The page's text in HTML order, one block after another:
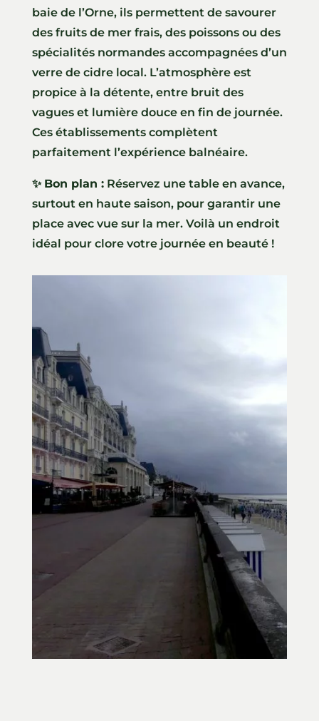
baie de l’Orne, ils permettent de savourer
des fruits de mer frais, des poissons ou des
spécialités normandes accompagnées d’un
verre de cidre local. L’atmosphère est
propice à la détente, entre bruit des
vagues et lumière douce en fin de journée.
Ces établissements complètent
parfaitement l’expérience balnéaire.
✨ Bon plan :Réservez une table en avance,
surtout en haute saison, pour garantir une
place avec vue sur la mer. Voilà un endroit
idéal pour clore votre journée en beauté !